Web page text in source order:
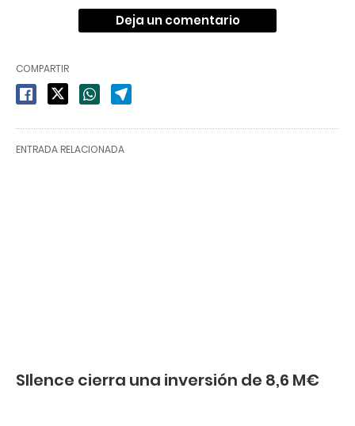
Deja un comentario
COMPARTIR
ENTRADA RELACIONADA
SIlence cierra una inversión de 8,6 M€